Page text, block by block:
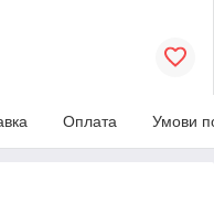
Оплата Умови